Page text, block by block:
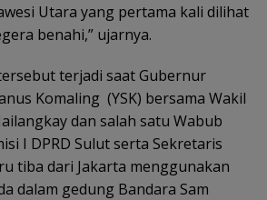
Utara yang pertama kali dilihat
benahi,” ujarnya.
terjadi saat Gubernur
Komaling (YSK) bersama Wakil
dan salah satu Wabub
I DPRD Sulut serta Sekretaris
tiba dari Jakarta menggunakan
dalam gedung Bandara Sam